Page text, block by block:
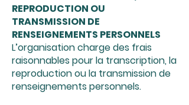
REPRODUCTION OU
TRANSMISSION DE
RENSEIGNEMENTS PERSONNELS
L’organisation charge des frais
raisonnables pour la transcription, la
reproduction ou la transmission de
renseignements personnels.